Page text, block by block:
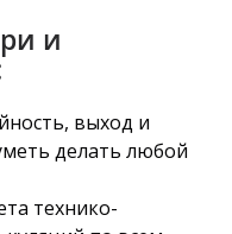
и
выход и
делать любой
технико-